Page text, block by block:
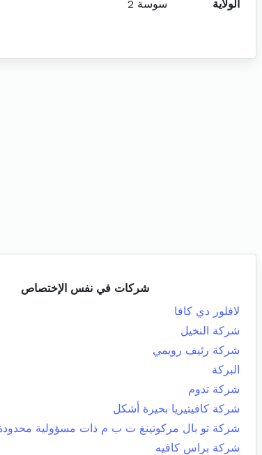
الولاية
سوسة 2
شركات في نفس الإختصاص
لافلور دي كافا
شركة النخيل
شركة رئيف رويمي
البركة
شركة تدوم
شركة كافيتيريا بحيرة أشكل
شركة تو بال مركوتينغ ت ب م ذات مسؤولية
شركة براس كافيه